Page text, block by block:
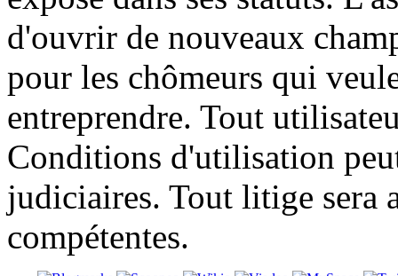
d'ouvrir de nouveaux
pour les chômeurs qui
entreprendre. Tout
Conditions d'utilisation
judiciaires. Tout litige sera
compétentes.